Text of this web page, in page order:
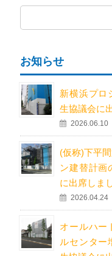
お知らせ
新横浜プロ
生協議会に
2026.06.10
(仮称)下平
ン建替計画
に出席しま
2026.04.24
オールハー
ルセンター